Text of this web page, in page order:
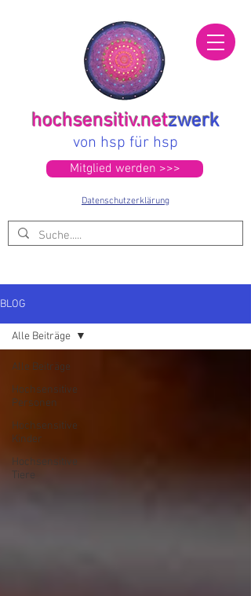
hochsensitiv.netzwerk
von hsp für hsp
Datenschutzerklärung
Mitglied werden >>>
BLOG
Alle Beiträge
Hochsensitive
Personen
Hochsensitive
Kinder
Hochsensitive
Tiere
Alle Beiträge